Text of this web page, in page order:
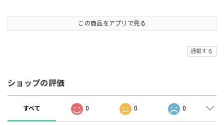
この商品をアプリで見る
通報する
ショップの評価
すべて 0 0 0